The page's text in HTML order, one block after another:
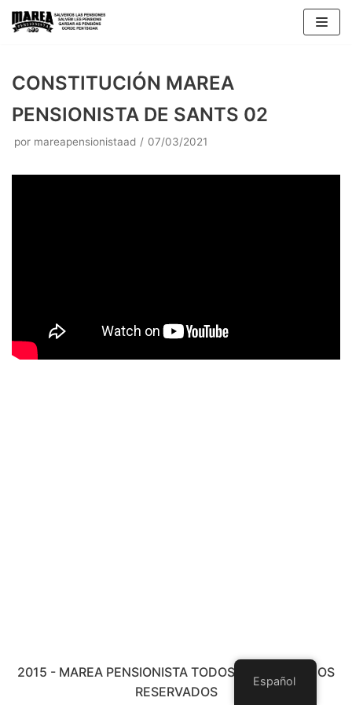
Saltar
CONSTITUCIÓN MAREA
PENSIONISTA DE SANTS 02
por mareapensionistaad 07/03/2021
2015 - MAREA PENSIONISTA TODOS LOS DERECHOS
RESERVADOS
Español